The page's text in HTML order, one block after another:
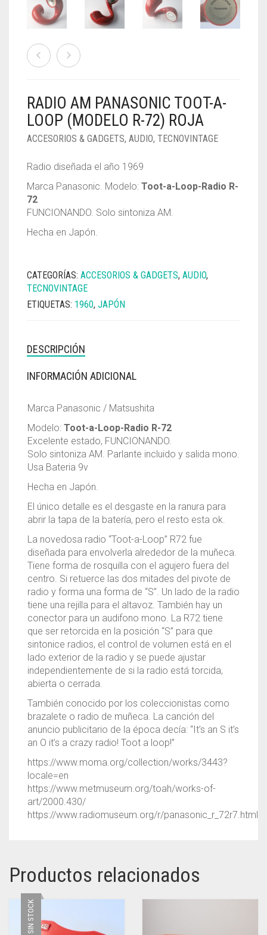
Mi Cuenta
RADIO AM PANASONIC TOOT-A-
LOOP (MODELO R-72) ROJA
ACCESORIOS & GADGETS, AUDIO, TECNOVINTAGE
Radio diseñada el año 1969
Marca Panasonic. Modelo: Toot-a-Loop-Radio R-
72
FUNCIONANDO. Solo sintoniza AM.
Hecha en Japón.
CATEGORÍAS: ACCESORIOS & GADGETS, AUDIO,
TECNOVINTAGE
ETIQUETAS: 1960, JAPÓN
DESCRIPCIÓN
INFORMACIÓN ADICIONAL
Marca Panasonic / Matsushita
Modelo: Toot-a-Loop-Radio R-72
Excelente estado, FUNCIONANDO.
Solo sintoniza AM. Parlante incluido y salida mono.
Usa Bateria 9v
Hecha en Japón.
El único detalle es el desgaste en la ranura para
abrir la tapa de la batería, pero el resto esta ok.
La novedosa radio “Toot-a-Loop” R72 fue
diseñada para envolverla alrededor de la muñeca.
Tiene forma de rosquilla con el agujero fuera del
centro. Si retuerce las dos mitades del pivote de
radio y forma una forma de “S”. Un lado de la radio
tiene una rejilla para el altavoz. También hay un
conector para un audifono mono. La R72 tiene
que ser retorcida en la posición “S” para que
sintonice radios, el control de volumen está en el
lado exterior de la radio y se puede ajustar
independientemente de si la radio está torcida,
abierta o cerrada.
También conocido por los coleccionistas como
brazalete o radio de muñeca. La canción del
anuncio publicitario de la época decía: “It’s an S it’s
an O it’s a crazy radio! Toot a loop!”
https://www.moma.org/collection/works/3443?
locale=en
https://www.metmuseum.org/toah/works-of-
art/2000.430/
https://www.radiomuseum.org/r/panasonic_r_72r7.html
Productos relacionados
SIN STOCK